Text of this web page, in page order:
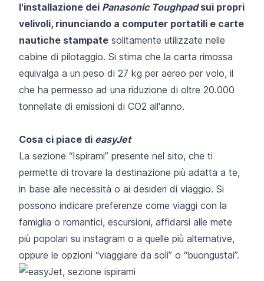
l'installazione dei Panasonic Toughpadsui propri
velivoli, rinunciando a computer portatili e carte
nautiche stampate solitamente utilizzate nelle
cabine di pilotaggio. Si stima che la carta rimossa
equivalga a un peso di 27 kg per aereo per volo, il
che ha permesso ad una riduzione di oltre 20.000
tonnellate di emissioni di CO2 all'anno.
Cosa ci piace di easyJet
La sezione “Ispirami” presente nel sito, che ti
permette di trovare la destinazione più adatta a te,
in base alle necessità o ai desideri di viaggio. Si
possono indicare preferenze come viaggi con la
famiglia o romantici, escursioni, affidarsi alle mete
più popolari su instagram o a quelle più alternative,
oppure le opzioni “viaggiare da soli” o “buongustai”.